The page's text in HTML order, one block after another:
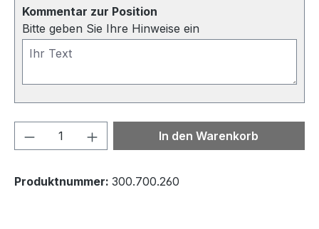
Kommentar zur Position
Bitte geben Sie Ihre Hinweise ein
Produkt Anzahl: Gib denIn den Warenkorb
Produktnummer: 300.700.260